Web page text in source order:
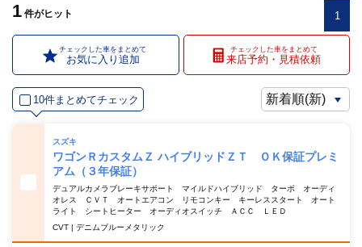
1 件がヒット 1
チェックした車をまとめて
お気に入り追加
チェックした車をまとめて
来店予約・見積依頼
10件まとめてチェック
スズキ
ワゴンＲカスタムＺ ハイブリッドＺＴ ＯＫ保証プレミ
アム（３年保証）
デュアルカメラブレーキサポート マイルドハイブリッド ターボ オーディ
オレス ＣＶＴ オートエアコン リモコンキー キーレススタート オート
ライト シートヒーター オーディオスイッチ ＡＣＣ ＬＥＤ
CVT | デニムブルーメタリック